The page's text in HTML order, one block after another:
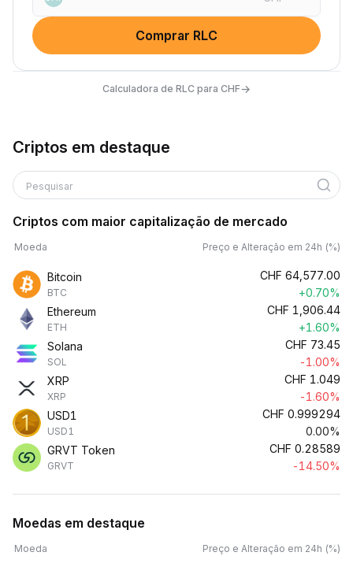
Comprar RLC
Calculadora de RLC para CHF→
Criptos em destaque
Pesquisar
Criptos com maior capitalização de mercado
Moeda Preço e Alteração em 24h (%)
Bitcoin
BTC
CHF 64,577.00
+0.70%
Ethereum
ETH
CHF 1,906.44
+1.60%
Solana
SOL
CHF 73.45
-1.00%
XRP
XRP
CHF 1.049
-1.60%
USD1
USD1
CHF 0.999294
0.00%
GRVT Token
GRVT
CHF 0.28589
-14.50%
Moedas em destaque
Moeda Preço e Alteração em 24h (%)